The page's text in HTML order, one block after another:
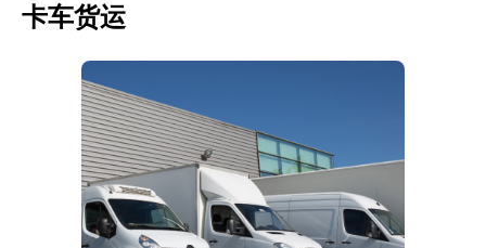
卡车货运